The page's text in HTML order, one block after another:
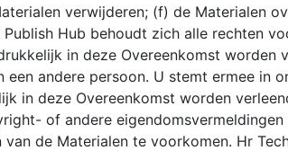
verwijderen; (f) de Materialen
Hub behoudt zich alle rechten
in deze Overeenkomst worden
andere persoon. U stemt ermee in
in deze Overeenkomst worden
of andere
de Materialen te voorkomen. Hr